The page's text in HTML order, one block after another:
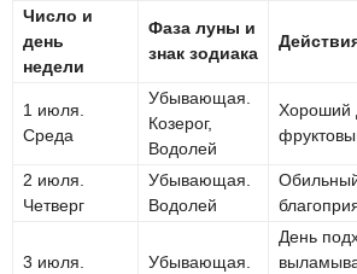
Число и
день
недели
Фаза луны и
знак зодиака
1 июля.
Среда
Убывающая.
Козерог,
Водолей
Хороший
2 июля.
Четверг
Убывающая.
Водолей
3 июля.
Убывающая.
День